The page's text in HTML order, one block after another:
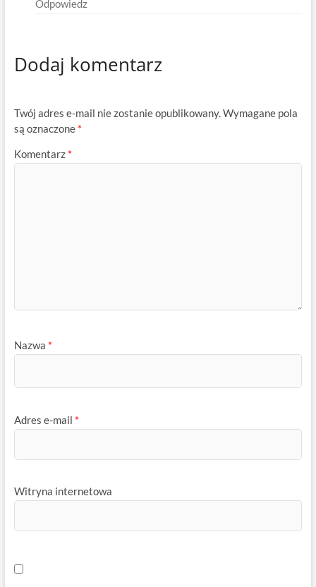
Odpowiedz
Dodaj komentarz
Twój adres e-mail nie zostanie opublikowany.Wymagane pola
są oznaczone *
Komentarz *
Nazwa *
Adres e-mail *
Witryna internetowa